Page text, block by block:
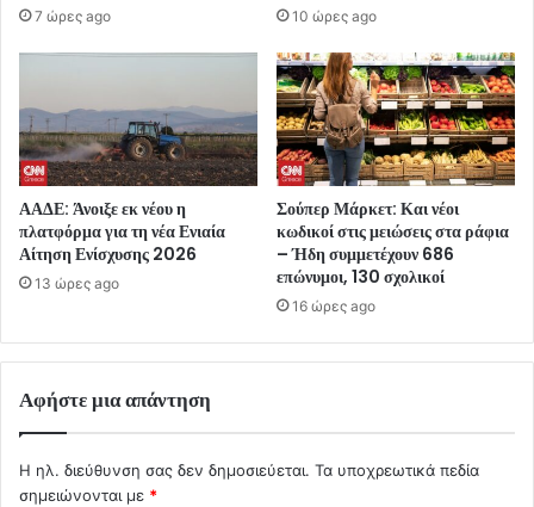
7 ώρες ago 10 ώρες ago
ΑΑΔΕ: Άνοιξε εκ νέου η
πλατφόρμα για τη νέα Ενιαία
Αίτηση Ενίσχυσης 2026
13 ώρες ago
Σούπερ Μάρκετ: Και νέοι
κωδικοί στις μειώσεις στα ράφια
– Ήδη συμμετέχουν 686
επώνυμοι, 130 σχολικοί
16 ώρες ago
Αφήστε μια απάντηση
Η ηλ. διεύθυνση σας δεν δημοσιεύεται. Τα υποχρεωτικά πεδία
σημειώνονται με *